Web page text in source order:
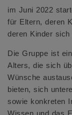
im Juni 2022
für Eltern, deren
deren Kinder
Die Gruppe ist
Alters, die sich
Wünsche
bieten, sich
sowie konkreten
Wissen und das